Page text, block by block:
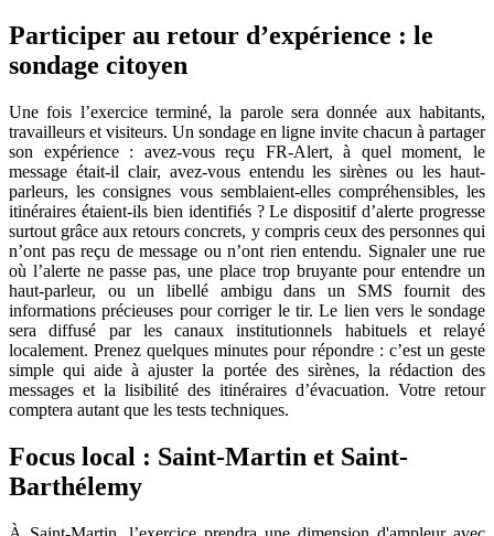
Participer au retour d’expérience : le
sondage citoyen
Une fois l’exercice terminé, la parole sera donnée aux habitants,
travailleurs et visiteurs. Un sondage en ligne invite chacun à partager
son expérience : avez-vous reçu FR-Alert, à quel moment, le
message était-il clair, avez-vous entendu les sirènes ou les haut-
parleurs, les consignes vous semblaient-elles compréhensibles, les
itinéraires étaient-ils bien identifiés ? Le dispositif d’alerte progresse
surtout grâce aux retours concrets, y compris ceux des personnes qui
n’ont pas reçu de message ou n’ont rien entendu. Signaler une rue
où l’alerte ne passe pas, une place trop bruyante pour entendre un
haut-parleur, ou un libellé ambigu dans un SMS fournit des
informations précieuses pour corriger le tir. Le lien vers le sondage
sera diffusé par les canaux institutionnels habituels et relayé
localement. Prenez quelques minutes pour répondre : c’est un geste
simple qui aide à ajuster la portée des sirènes, la rédaction des
messages et la lisibilité des itinéraires d’évacuation. Votre retour
comptera autant que les tests techniques.
Focus local : Saint-Martin et Saint-
Barthélemy